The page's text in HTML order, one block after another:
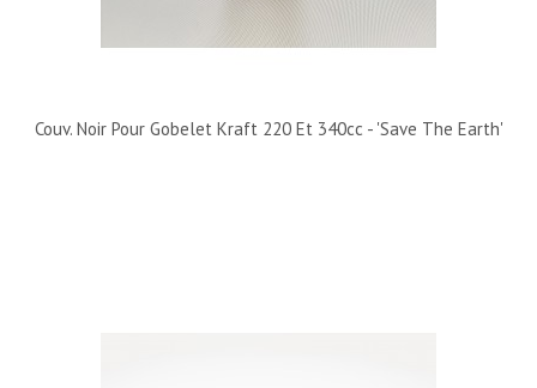
Couv. Noir Pour Gobelet Kraft 220 Et 340cc - 'Save The Earth'